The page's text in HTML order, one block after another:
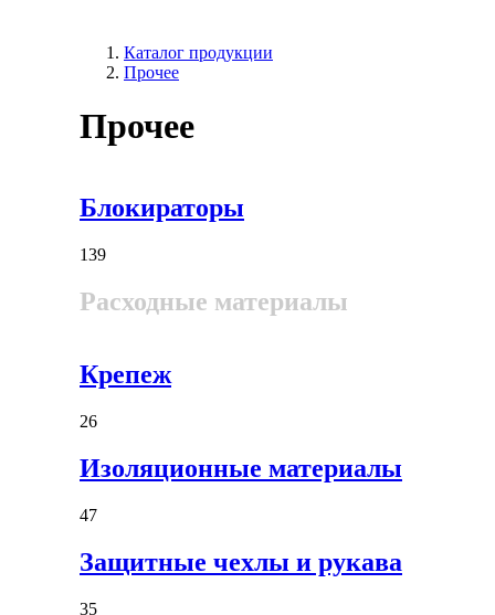
Каталог продукции
Прочее
Прочее
Блокираторы
139
Расходные материалы
Крепеж
26
Изоляционные материалы
47
Защитные чехлы и рукава
35